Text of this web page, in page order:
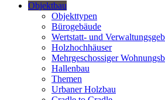
Objektbau
Objekttypen
Bürogebäude
Wertstatt- und
Holzhochhäuser
Mehrgeschossiger
Hallenbau
Themen
Urbaner Holzbau